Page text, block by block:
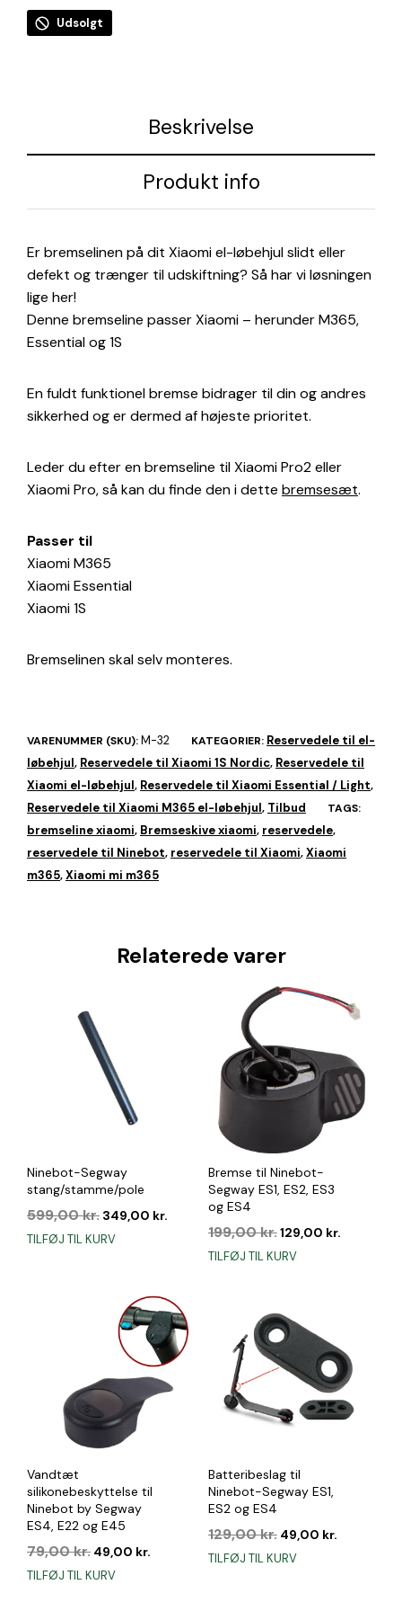
89,00 kr..
Udsolgt
Beskrivelse
Produkt info
Er bremselinen på dit Xiaomi el-løbehjul slidt eller
defekt og trænger til udskiftning? Så har vi løsningen
lige her!
Denne bremseline passer Xiaomi – herunder M365,
Essential og 1S
En fuldt funktionel bremse bidrager til din og andres
sikkerhed og er dermed af højeste prioritet.
Leder du efter en bremseline til Xiaomi Pro2 eller
Xiaomi Pro, så kan du finde den i dette bremsesæt.
Passer til
Xiaomi M365
Xiaomi Essential
Xiaomi 1S
Bremselinen skal selv monteres.
VARENUMMER (SKU):M-32 KATEGORIER: Reservedele til el-
løbehjul, Reservedele til Xiaomi 1S Nordic, Reservedele til
Xiaomi el-løbehjul, Reservedele til Xiaomi Essential / Light,
Reservedele til Xiaomi M365 el-løbehjul, Tilbud TAGS:
bremseline xiaomi, Bremseskive xiaomi, reservedele,
reservedele til Ninebot, reservedele til Xiaomi,Xiaomi
m365,Xiaomi mi m365
Relaterede varer
Ninebot-Segway
stang/stamme/pole
599,00kr. Den
pris
349,00 kr.
aktuelle
TILFØJ TIL KURV
Bremse til Ninebot-
Segway ES1, ES2, ES3
og ES4
199,00kr.Den
pris
129,00 kr.
TILFØJ TIL KURV
Vandtæt
silikonebeskyttelse til
Ninebot by Segway
ES4, E22 og E45
79,00kr. Den
pris
49,00 kr.
TILFØJ TIL KURV
Batteribeslag til
Ninebot-Segway ES1,
ES2 og ES4
129,00kr. Den
pris
49,00 kr.
TILFØJ TIL KURV